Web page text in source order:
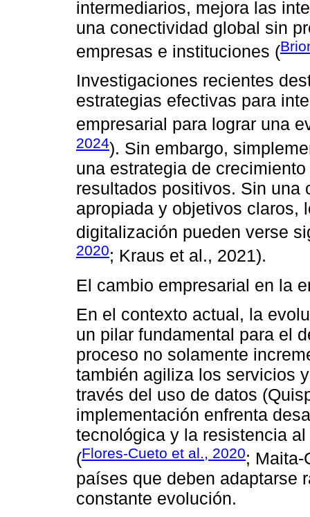
intermediarios, mejora las
una conectividad global sin
empresas e instituciones (
Investigaciones recientes
estrategias efectivas para
empresarial para lograr una
2024). Sin embargo,
una estrategia de
resultados positivos. Sin una
apropiada y objetivos claros,
digitalización pueden verse
2020; Kraus et al., 2021).
El cambio empresarial en la
En el contexto actual, la
un pilar fundamental para el
proceso no solamente
también agiliza los servicios
través del uso de datos
implementación enfrenta
tecnológica y la resistencia
(Flores-Cueto et al., 2020; Maita-
países que deben adaptarse
constante evolución.